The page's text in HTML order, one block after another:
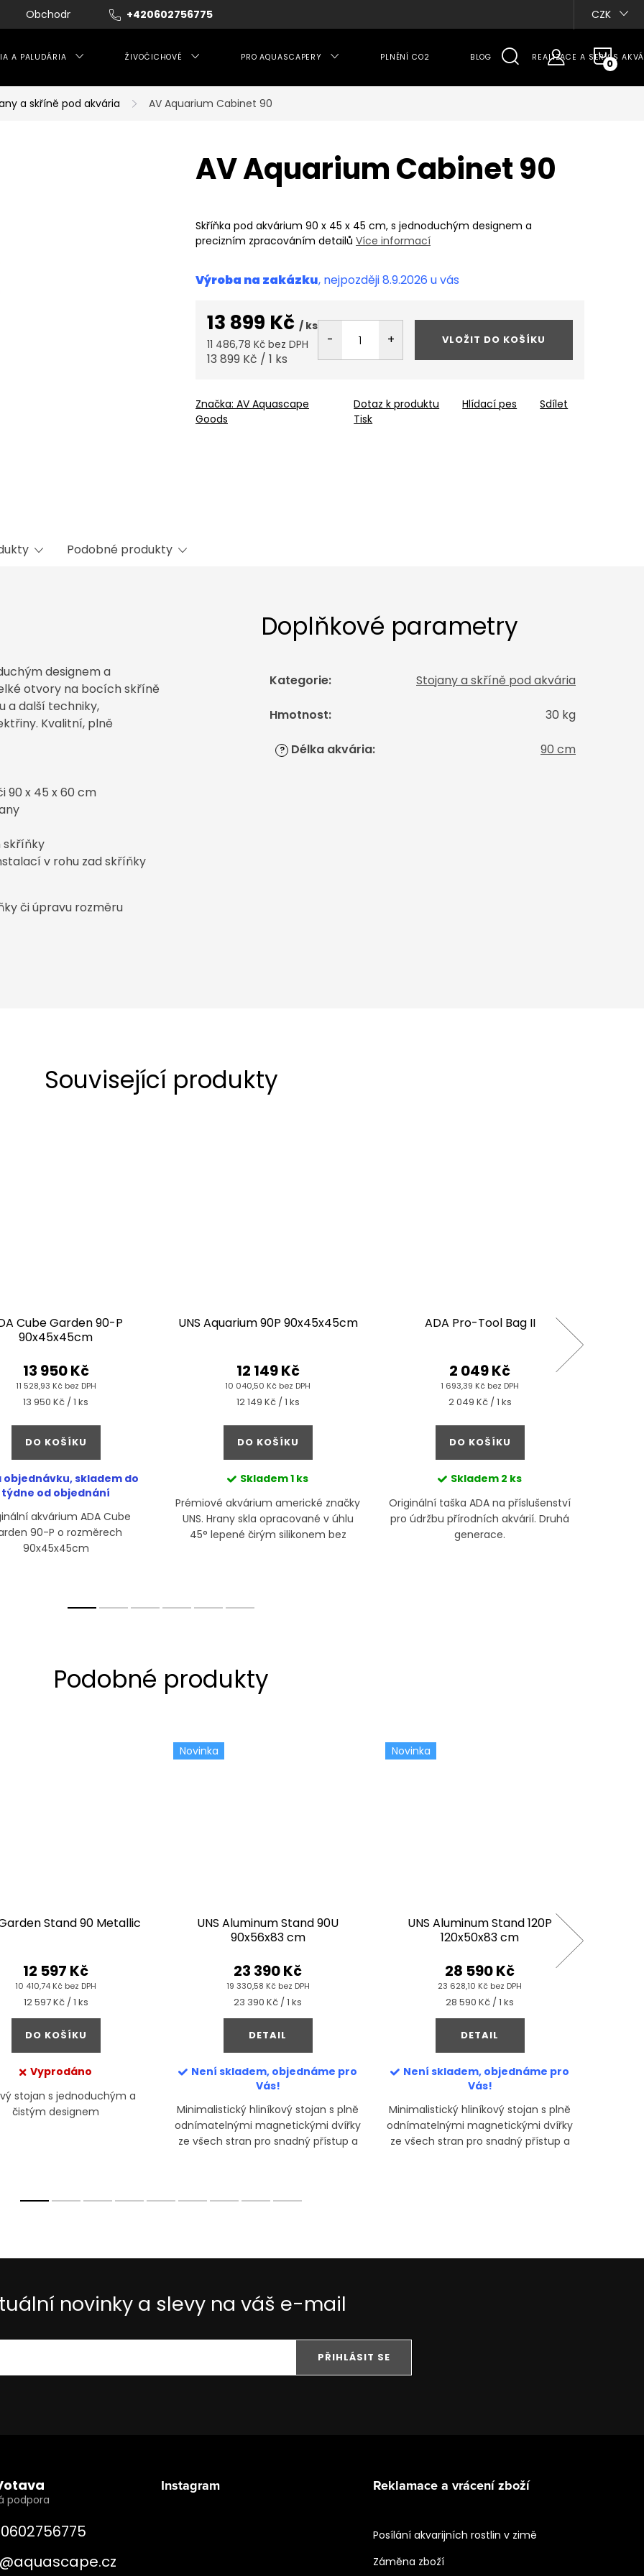
+420602756775
Obchodní podmínky Moje objednávka CZK
A PALUDÁRIA ŽIVOČICHOVÉ PRO AQUASCAPERY PLNĚNÍ CO2 BLOG REALIZACE A SERVIS
a skříně pod akvária AV Aquarium Cabinet 90
AV Aquarium Cabinet 90
Skříňka pod akvárium 90 x 45 x 45 cm, s jednoduchým designem a
precizním zpracováním detailů Více informací
Výroba na zakázku 8.9.2026
13 899 Kč / ks
11 486,78 Kč bez DPH
Měrná
13 899 Kč / 1 ks
VLOŽIT DO KOŠÍKU
Značka: AV Aquascape
Goods
Tisk
Dotaz k produktu Hlídací pes Sdílet
Podobné produkty
designem a
otvory na bocích skříně
a další techniky,
Kvalitní, plně
90 x 45 x 60 cm
v rohu zad skříňky
či úpravu rozměru
Doplňkové parametry
Kategorie: Stojany a skříně pod akvária
Hmotnost: 30 kg
? Délka akvária: 90 cm
Související produkty
Cube Garden 90-P
90x45x45cm
11 528,93 Kč bez DPH
13 950 Kč
Měrná
13 950 Kč / 1 ks
DO KOŠÍKU
objednávku, skladem do
týdne od objednání
akvárium ADA Cube
90-P o rozměrech
90x45x45cm
UNS Aquarium 90P 90x45x45cm
10 040,50 Kč bez DPH
12 149 Kč
Měrná
12 149 Kč / 1 ks
DO KOŠÍKU
Skladem1 ks
Prémiové akvárium americké značky
UNS. Hrany skla opracované v úhlu
45° lepené čirým silikonem bez
ADA Pro-Tool Bag II
1 693,39 Kč bez DPH
2 049 Kč
Měrná
2 049 Kč / 1 ks
DO KOŠÍKU
Skladem 2 ks
Originální taška ADA na příslušenství
pro údržbu přírodních akvárií. Druhá
generace.
Stand 90 Metallic
10 410,74 Kč bez DPH
12 597 Kč
Měrná
cena:
12 597 Kč / 1 ks
DO KOŠÍKU
Vyprodáno
stojan s jednoduchým a
čistým designem
Novinka
UNS Aluminum Stand 90U
90x56x83 cm
19 330,58 Kč bez DPH
23 390 Kč
Měrná
cena:
23 390 Kč / 1 ks
DETAIL
Není skladem, objednáme pro
Vás!
Minimalistický hliníkový stojan s plně
odnímatelnými magnetickými dvířky
ze všech stran pro snadný přístup a
Novinka
UNS Aluminum Stand 120P
120x50x83 cm
23 628,10 Kč bez DPH
28 590 Kč
Měrná
cena:
28 590 Kč / 1 ks
DETAIL
Není skladem, objednáme pro
Vás!
Minimalistický hliníkový stojan s plně
odnímatelnými magnetickými dvířky
ze všech stran pro snadný přístup a
novinky a slevy na váš e-mail
PŘIHLÁSIT SE
aquascape.cz
Instagram Reklamace a vrácení zboží
Posílání akvarijních rostlin v zimě
Záměna zboží